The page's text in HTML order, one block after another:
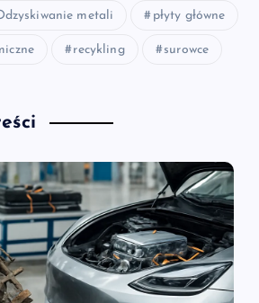
metali płyty główne
recykling surowce